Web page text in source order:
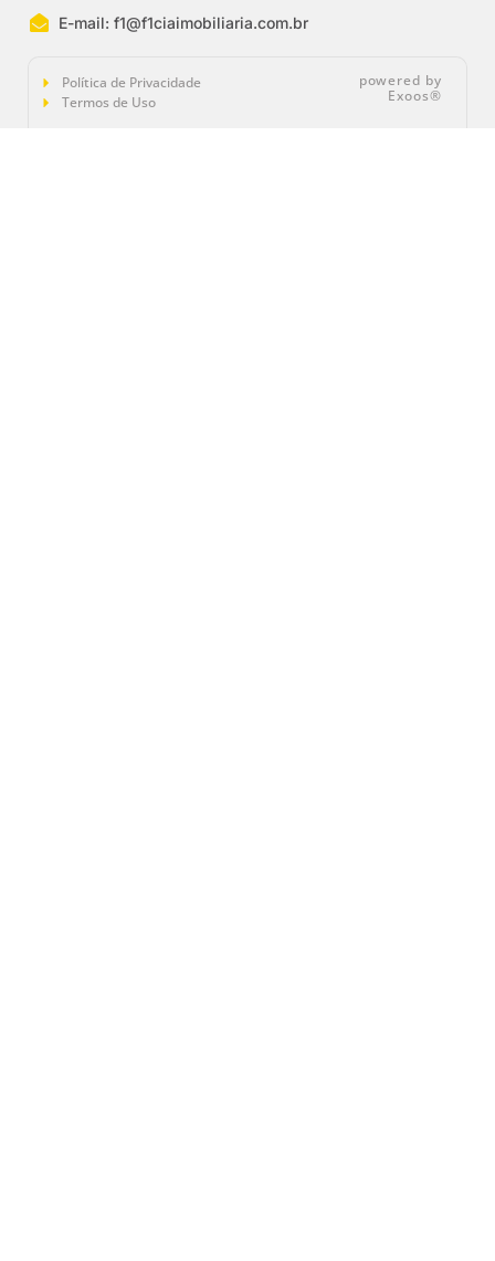
E-mail:f1@f1ciaimobiliaria.com.br
Política de Privacidade
Termos de Uso
powered by
Exoos®